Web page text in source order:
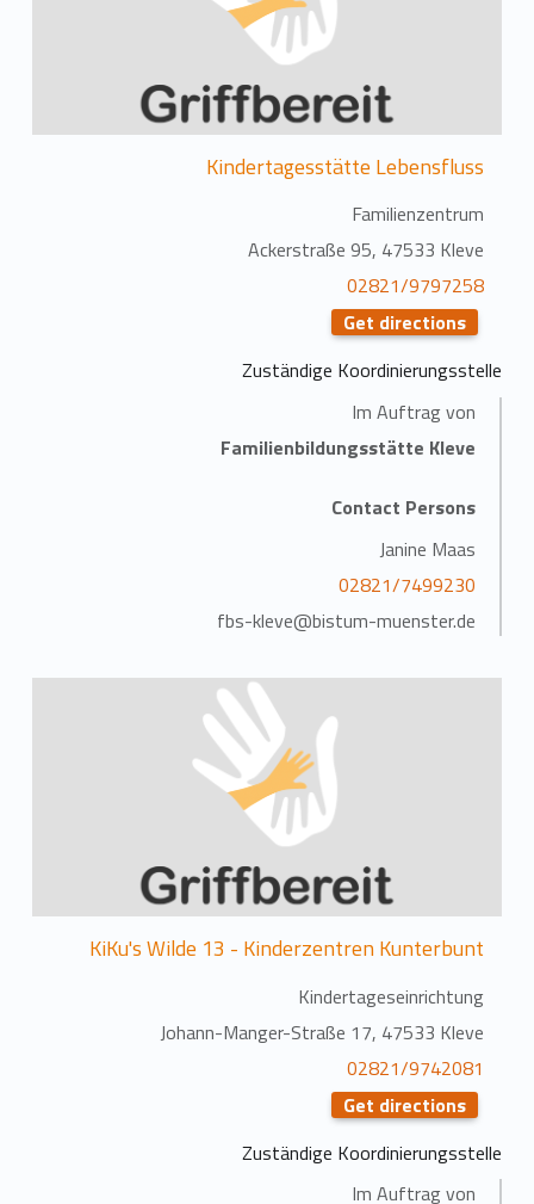
Kindertagesstätte Lebensfluss
Familienzentrum
Ackerstraße 95, 47533 Kleve
02821/9797258
Get directions
Zuständige Koordinierungsstelle
Im Auftrag von
Familienbildungsstätte Kleve
Contact Persons
Janine Maas
02821/7499230
fbs-kleve@bistum-muenster.de
KiKu's Wilde 13 - Kinderzentren Kunterbunt
Kindertageseinrichtung
Johann-Manger-Straße 17, 47533 Kleve
02821/9742081
Get directions
Zuständige Koordinierungsstelle
Im Auftrag von